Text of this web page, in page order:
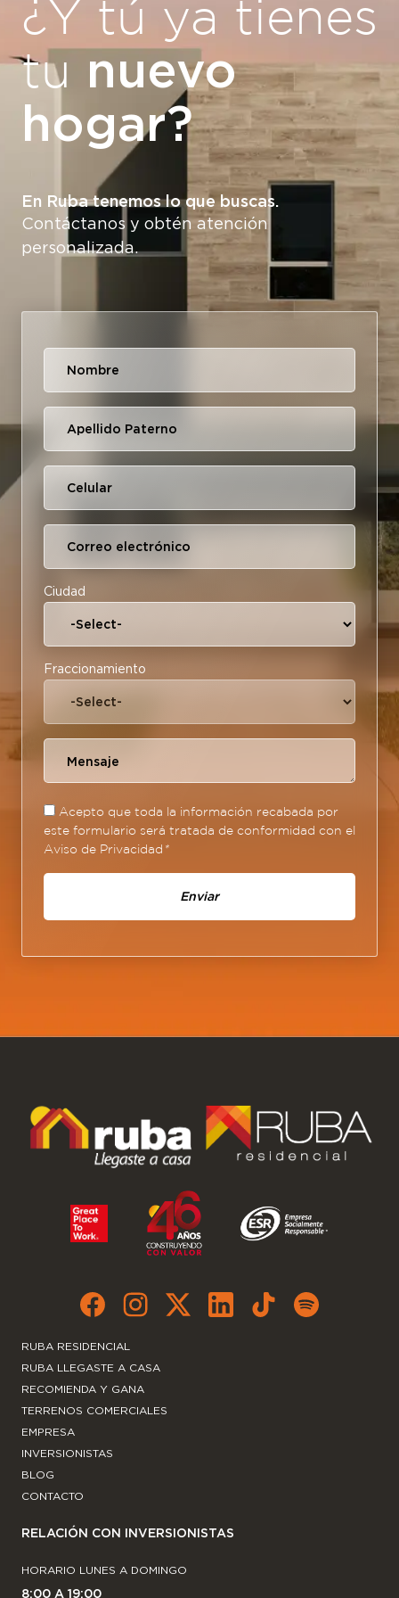
¿Y tú ya tienes
tu nuevo
hogar?
En Ruba tenemos lo que buscas.
Contáctanos y obtén atención
personalizada.
Ciudad
Fraccionamiento
Acepto que toda la información recabada por
este formulario será tratada de conformidad con el
Aviso de Privacidad *
Enviar
RUBA RESIDENCIAL
RUBA LLEGASTE A CASA
RECOMIENDA Y GANA
TERRENOS COMERCIALES
EMPRESA
INVERSIONISTAS
BLOG
CONTACTO
RELACIÓN CON INVERSIONISTAS
HORARIO LUNES A DOMINGO
8:00 A 19:00